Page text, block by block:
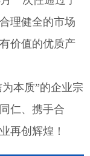
理健全的市场
价值的优质产
本质”的企业宗
仁、携手合
再创辉煌！